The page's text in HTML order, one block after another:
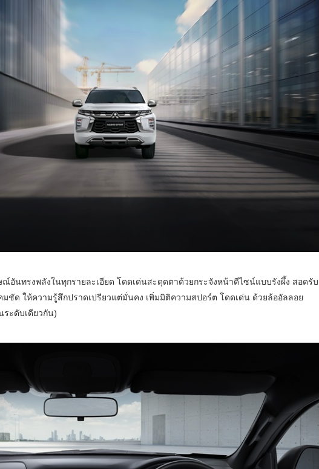
อันทรงพลังในทุกรายละเอียด โดดเด่นสะดุดตาด้วยกระจังหน้าดีไซน์แบบรังผึ้ง สอดรับ
ชัด ให้ความรู้สึกปราดเปรียวแต่มั่นคง เพิ่มมิติความสปอร์ต โดดเด่น ด้วยล้ออัลลอย
ะดับเดียวกัน)